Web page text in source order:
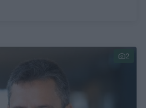
2